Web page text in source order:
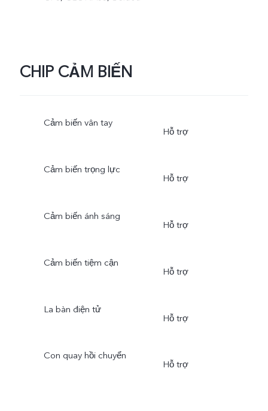
CHIP CẢM BIẾN
Cảm biến vân tay
Hỗ trợ
Cảm biến trọng lực
Hỗ trợ
Cảm biến ánh sáng
Hỗ trợ
Cảm biến tiệm cận
Hỗ trợ
La bàn điện tử
Hỗ trợ
Con quay hồi chuyển
Hỗ trợ